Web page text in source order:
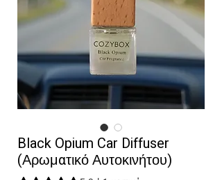
Black Opium Car Diffuser
(Αρωματικό Αυτοκινήτου)